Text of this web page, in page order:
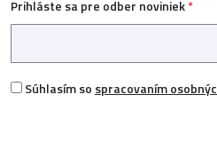
Prihláste sa pre odber noviniek*
Súhlasím so spracovaním